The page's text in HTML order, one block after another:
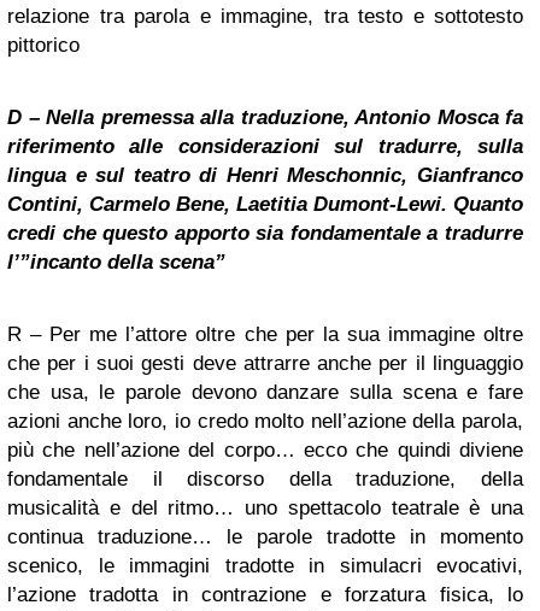
relazione tra parola e immagine, tra testo e sottotesto
pittorico
D – Nella premessa alla traduzione, Antonio Mosca fa
riferimento alle considerazioni sul tradurre, sulla
lingua e sul teatro di Henri Meschonnic, Gianfranco
Contini, Carmelo Bene, Laetitia Dumont-Lewi. Quanto
credi che questo apporto sia fondamentale a tradurre
l’”incanto della scena”
R – Per me l’attore oltre che per la sua immagine oltre
che per i suoi gesti deve attrarre anche per il linguaggio
che usa, le parole devono danzare sulla scena e fare
azioni anche loro, io credo molto nell’azione della parola,
più che nell’azione del corpo… ecco che quindi diviene
fondamentale il discorso della traduzione, della
musicalità e del ritmo… uno spettacolo teatrale è una
continua traduzione… le parole tradotte in momento
scenico, le immagini tradotte in simulacri evocativi,
l’azione tradotta in contrazione e forzatura fisica, lo